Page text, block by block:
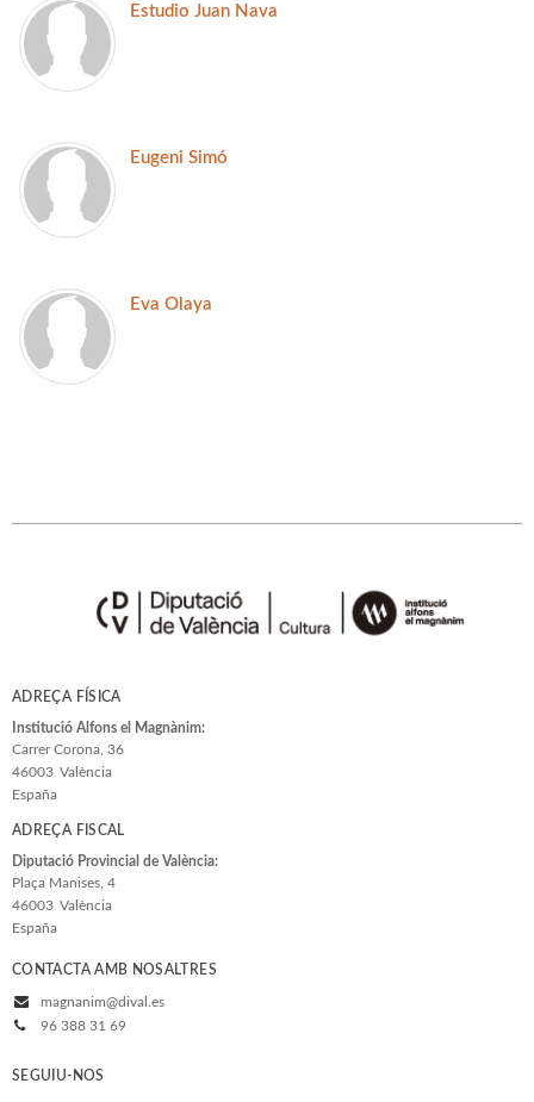
Estudio Juan Nava
Eugeni Simó
Eva Olaya
ADREÇA FÍSICA
Institució Alfons el Magnànim:
Carrer Corona, 36
46003 València
España
ADREÇA FISCAL
Diputació Provincial de València:
Plaça Manises, 4
46003 València
España
CONTACTA AMB NOSALTRES
magnanim@dival.es
96 388 31 69
SEGUIU-NOS